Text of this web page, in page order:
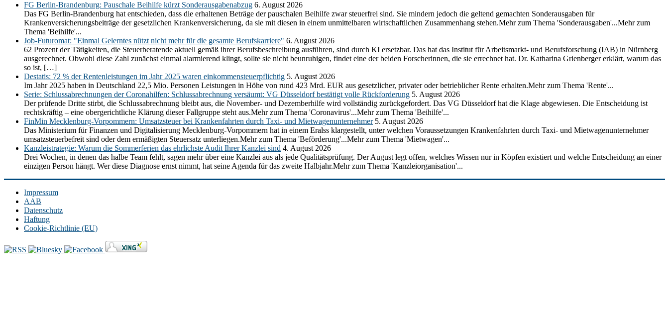
FG Berlin-Brandenburg: Pauschale Beihilfe kürzt Sonderausgabenabzug 6. August 2026
Das FG Berlin-Brandenburg hat entschieden, dass die erhaltenen Beträge der pauschalen Beihilfe zwar steuerfrei sind. Sie mindern jedoch die geltend gemachten Sonderausgaben für
Krankenversicherungsbeiträge der gesetzlichen Krankenversicherung, da sie mit diesen in einem unmittelbaren wirtschaftlichen Zusammenhang stehen.Mehr zum Thema 'Sonderausgaben'...Mehr zum
Thema 'Beihilfe'...
Job-Futuromat: "Einmal Gelerntes nützt nicht mehr für die gesamte Berufskarriere" 6. August 2026
62 Prozent der Tätigkeiten, die Steuerberatende aktuell gemäß ihrer Berufsbeschreibung ausführen, sind durch KI ersetzbar. Das hat das Institut für Arbeitsmarkt- und Berufsforschung (IAB) in Nürnberg
ausgerechnet. Obwohl diese Zahl zunächst einmal alarmierend klingt, sollte sie nicht beunruhigen, findet eine der beiden Forscherinnen, die sie errechnet hat. Dr. Katharina Grienberger erklärt, warum das
so ist, […]
Destatis: 72 % der Rentenleistungen im Jahr 2025 waren einkommensteuerpflichtig 5. August 2026
Im Jahr 2025 haben in Deutschland 22,5 Mio. Personen Leistungen in Höhe von rund 423 Mrd. EUR aus gesetzlicher, privater oder betrieblicher Rente erhalten.Mehr zum Thema 'Rente'...
Serie: Schlussabrechnungen der Coronahilfen: Schlussabrechnung versäumt: VG Düsseldorf bestätigt volle Rückforderung 5. August 2026
Der prüfende Dritte stirbt, die Schlussabrechnung bleibt aus, die November- und Dezemberhilfe wird vollständig zurückgefordert. Das VG Düsseldorf hat die Klage abgewiesen. Die Entscheidung ist
rechtskräftig – eine obergerichtliche Klärung dieser Fallgruppe steht aus.Mehr zum Thema 'Coronavirus'...Mehr zum Thema 'Beihilfe'...
FinMin Mecklenburg-Vorpommern: Umsatzsteuer bei Krankenfahrten durch Taxi- und Mietwagenunternehmer 5. August 2026
Das Ministerium für Finanzen und Digitalisierung Mecklenburg-Vorpommern hat in einem Eralss klargestellt, unter welchen Voraussetzungen Krankenfahrten durch Taxi- und Mietwagenunternehmer
umsatzsteuerbefreit sind oder dem ermäßigten Steuersatz unterliegen.Mehr zum Thema 'Beförderung'...Mehr zum Thema 'Mietwagen'...
Kanzleistrategie: Warum die Sommerferien das ehrlichste Audit Ihrer Kanzlei sind 4. August 2026
Drei Wochen, in denen das halbe Team fehlt, sagen mehr über eine Kanzlei aus als jede Qualitätsprüfung. Der August legt offen, welches Wissen nur in Köpfen existiert und welche Entscheidung an einer
einzigen Person hängt. Wer diese Diagnose ernst nimmt, hat seine Agenda für das zweite Halbjahr.Mehr zum Thema 'Kanzleiorganisation'...
Impressum
AAB
Datenschutz
Haftung
Cookie-Richtlinie (EU)